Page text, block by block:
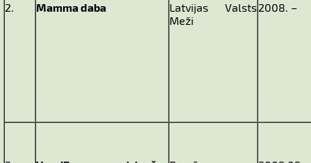
2. Mamma daba
Latvijas Valsts
Meži
2008. –